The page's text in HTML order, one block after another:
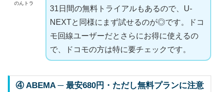
のんトラ
31日間の無料トライアルもあるので、U-
NEXTと同様にまず試せるのが◎です。ドコ
モ回線ユーザーだとさらにお得に使えるの
で、ドコモの方は特に要チェックです。
④ ABEMA ─ 最安680円・ただし無料プランに注意